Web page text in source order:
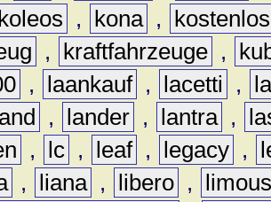
koleos , kona ,
kostenlos
, kraftfahrzeuge ,
, laankauf , lacetti ,
land , lander , lantra ,
, lc , leaf , legacy ,
, liana , libero ,